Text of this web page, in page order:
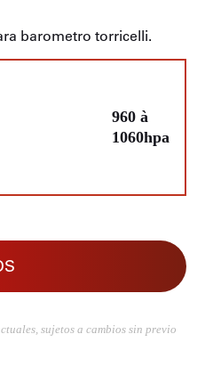
barometro torricelli.
960 à
1060hpa
sujetos a cambios sin previo